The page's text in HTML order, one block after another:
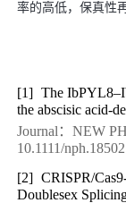
率的高低，保真性
[1] The
the abscisic acid-
Journal：NEW
10.1111/nph.18502
[2] CRISPR/
Doublesex